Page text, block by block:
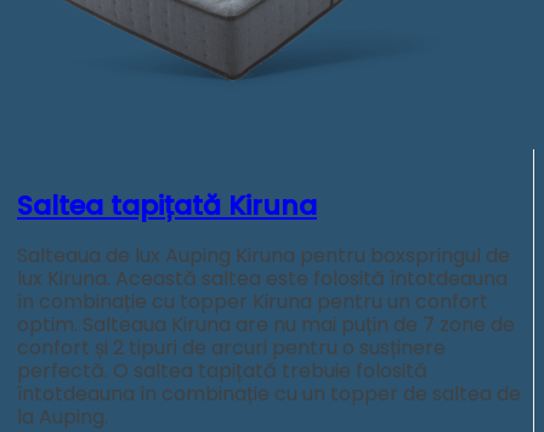
Saltea tapițată Kiruna
Salteaua de lux Auping Kiruna pentru boxspringul de
lux Kiruna. Această saltea este folosită întotdeauna
în combinație cu topper Kiruna pentru un confort
optim. Salteaua Kiruna are nu mai puțin de 7 zone de
confort și 2 tipuri de arcuri pentru o susținere
perfectă. O saltea tapițată trebuie folosită
întotdeauna în combinație cu un topper de saltea de
la Auping.